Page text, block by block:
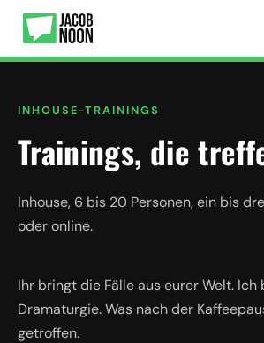
INHOUSE-TRAININGS
Trainings, die
Inhouse, 6 bis 20 Personen, ein bis
oder online.
Ihr bringt die Fälle aus eurer Welt. Ich
Dramaturgie. Was nach der
getroffen.